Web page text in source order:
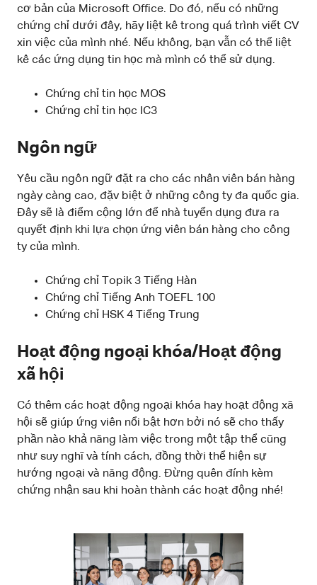
cơ bản của Microsoft Office. Do đó, nếu có những
chứng chỉ dưới đây, hãy liệt kê trong quá trình viết CV
xin việc của mình nhé. Nếu không, bạn vẫn có thể liệt
kê các ứng dụng tin học mà mình có thể sử dụng.
Chứng chỉ tin học MOS
Chứng chỉ tin học IC3
Ngôn ngữ
Yêu cầu ngôn ngữ đặt ra cho các nhân viên bán hàng
ngày càng cao, đặv biệt ở những công ty đa quốc gia.
Đây sẽ là điểm cộng lớn để nhà tuyển dụng đưa ra
quyết định khi lựa chọn ứng viên bán hàng cho công
ty của mình.
Chứng chỉ Topik 3 Tiếng Hàn
Chứng chỉ Tiếng Anh TOEFL 100
Chứng chỉ HSK 4 Tiếng Trung
Hoạt động ngoại khóa/Hoạt động
xã hội
Có thêm các hoạt động ngoại khóa hay hoạt động xã
hội sẽ giúp ứng viên nổi bật hơn bởi nó sẽ cho thấy
phần nào khả năng làm việc trong một tập thể cũng
như suy nghĩ và tính cách, đồng thời thể hiện sự
hướng ngoại và năng động. Đừng quên đính kèm
chứng nhận sau khi hoàn thành các hoạt động nhé!